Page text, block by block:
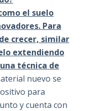
el suelo
Para
crecer, similar
extendiendo
técnica de
nuevo se
para
y cuenta con